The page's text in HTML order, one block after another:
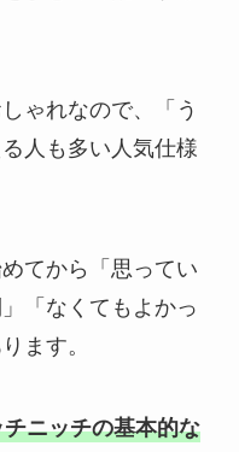
ゃれなので、「う
人も多い人気仕様
てから「思ってい
「なくてもよかっ
ます。
ニッチの基本的な